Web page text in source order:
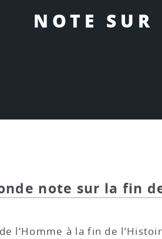
NOTE
note sur la fin
l’Homme à la fin de